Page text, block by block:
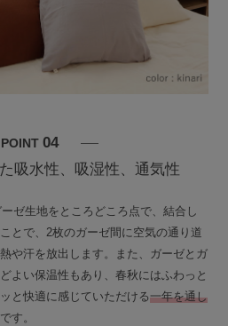
POINT 04
吸水性、吸湿性、通気性
ゼ生地をところどころ点で、結合し
とで、2枚のガーゼ間に空気の通り道
や汗を放出します。また、ガーゼとガ
よい保温性もあり、春秋にはふわっと
と快適に感じていただける一年を通し
です。